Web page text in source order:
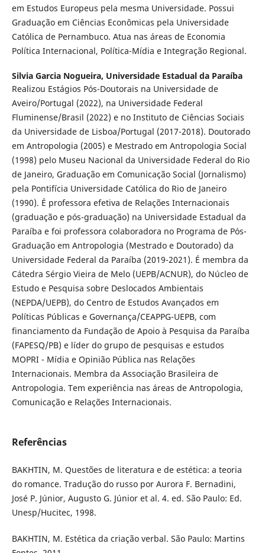
em Estudos Europeus pela mesma Universidade. Possui
Graduação em Ciências Econômicas pela Universidade
Católica de Pernambuco. Atua nas áreas de Economia
Política Internacional, Política-Mídia e Integração Regional.
Silvia Garcia Nogueira, Universidade Estadual da Paraíba
Realizou Estágios Pós-Doutorais na Universidade de
Aveiro/Portugal (2022), na Universidade Federal
Fluminense/Brasil (2022) e no Instituto de Ciências Sociais
da Universidade de Lisboa/Portugal (2017-2018). Doutorado
em Antropologia (2005) e Mestrado em Antropologia Social
(1998) pelo Museu Nacional da Universidade Federal do Rio
de Janeiro, Graduação em Comunicação Social (Jornalismo)
pela Pontifícia Universidade Católica do Rio de Janeiro
(1990). É professora efetiva de Relações Internacionais
(graduação e pós-graduação) na Universidade Estadual da
Paraíba e foi professora colaboradora no Programa de Pós-
Graduação em Antropologia (Mestrado e Doutorado) da
Universidade Federal da Paraíba (2019-2021). É membra da
Cátedra Sérgio Vieira de Melo (UEPB/ACNUR), do Núcleo de
Estudo e Pesquisa sobre Deslocados Ambientais
(NEPDA/UEPB), do Centro de Estudos Avançados em
Políticas Públicas e Governança/CEAPPG-UEPB, com
financiamento da Fundação de Apoio à Pesquisa da Paraíba
(FAPESQ/PB) e líder do grupo de pesquisas e estudos
MOPRI - Mídia e Opinião Pública nas Relações
Internacionais. Membra da Associação Brasileira de
Antropologia. Tem experiência nas áreas de Antropologia,
Comunicação e Relações Internacionais.
Referências
BAKHTIN, M. Questões de literatura e de estética: a teoria
do romance. Tradução do russo por Aurora F. Bernadini,
José P. Júnior, Augusto G. Júnior et al. 4. ed. São Paulo: Ed.
Unesp/Hucitec, 1998.
BAKHTIN, M. Estética da criação verbal. São Paulo: Martins